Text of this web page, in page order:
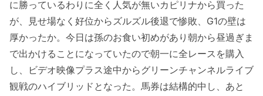
に勝っているわりに全く人気が無いカピリナから買った
が、見せ場なく好位からズルズル後退で惨敗、G1の壁は
厚かったか。今日は孫のお食い初めがあり朝から昼過ぎま
で出かけることになっていたので朝一に全レースを購入
し、ビデオ映像プラス途中からグリーンチャンネルライブ
観戦のハイブリッドとなった。馬券は結構的中し、あと